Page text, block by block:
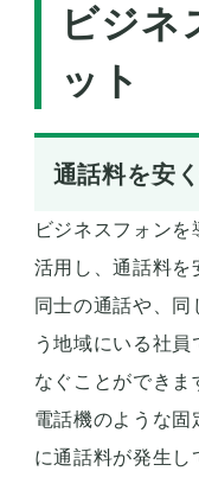
ビジネ
ット
通話料を安
ビジネスフォン
活用し、通話料を
同士の通話や、
う地域にいる社
なぐことができま
電話機のような
に通話料が発生し